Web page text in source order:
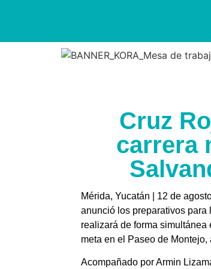
Cruz
carrera
Mérida, Yucatán | 12 de
anunció los preparativos para
realizará de forma
meta en el Paseo de
Acompañado por Armin